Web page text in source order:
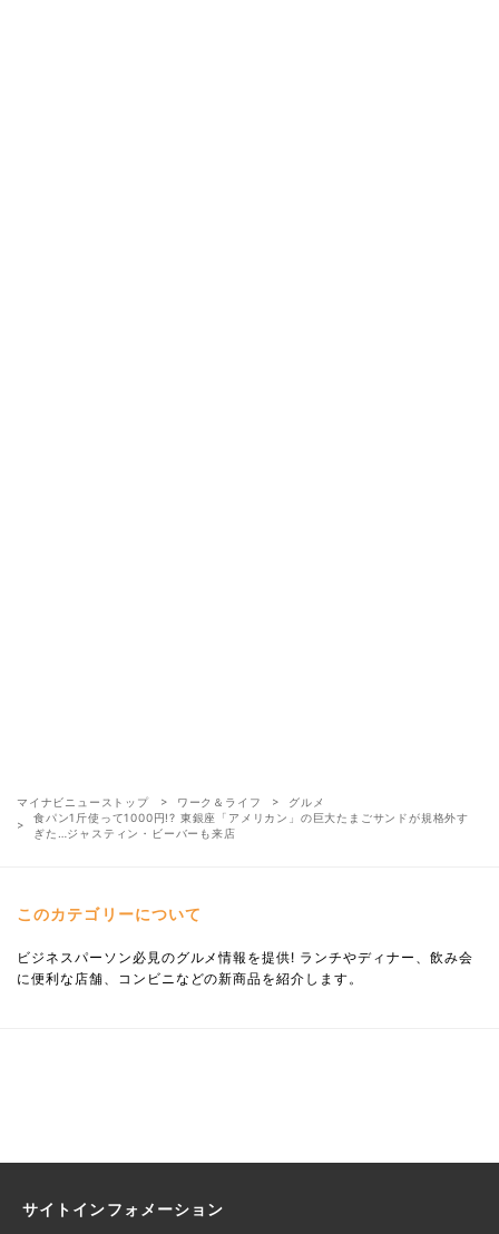
マイナビニューストップ ワーク＆ライフ
グルメ
食パン1斤使って1000円!? 東銀座「アメリカン」の巨大たまごサンドが規格外す
ぎた…ジャスティン・ビーバーも来店
このカテゴリーについて
ビジネスパーソン必見のグルメ情報を提供! ランチやディナー、飲み会
に便利な店舗、コンビニなどの新商品を紹介します。
サイトインフォメーション